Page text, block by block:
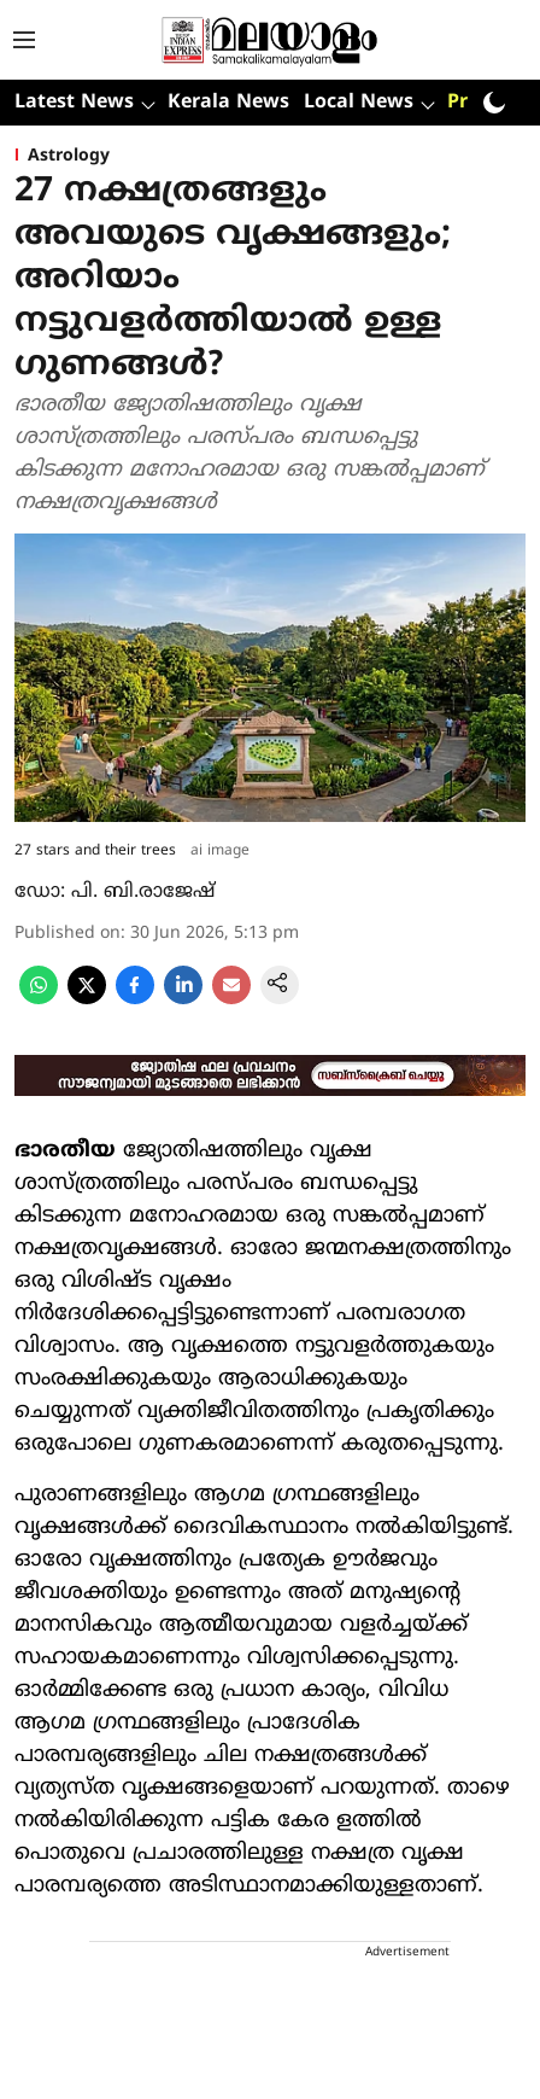
Latest News Kerala News Local News Premium
Astrology
27 നക്ഷത്രങ്ങളും
അവയുടെ വൃക്ഷങ്ങളും;
അറിയാം
നട്ടുവളര്‍ത്തിയാല്‍ ഉള്ള
ഗുണങ്ങള്‍?
ഭാരതീയ ജ്യോതിഷത്തിലും വൃക്ഷ
ശാസ്ത്രത്തിലും പരസ്പരം ബന്ധപ്പെട്ടു
കിടക്കുന്ന മനോഹരമായ ഒരു സങ്കല്‍പ്പമാണ്
നക്ഷത്രവൃക്ഷങ്ങള്‍
27 stars and their trees ai image
ഡോ: പി. ബി.രാജേഷ്
Published on: 30 Jun 2026, 5:13 pm
ഭാരതീയ ജ്യോതിഷത്തിലും വൃക്ഷ
ശാസ്ത്രത്തിലും പരസ്പരം ബന്ധപ്പെട്ടു
കിടക്കുന്ന മനോഹരമായ ഒരു സങ്കല്‍പ്പമാണ്
നക്ഷത്രവൃക്ഷങ്ങള്‍. ഓരോ ജന്മനക്ഷത്രത്തിനും
ഒരു വിശിഷ്ട വൃക്ഷം
നിര്‍ദേശിക്കപ്പെട്ടിട്ടുണ്ടെന്നാണ് പരമ്പരാഗത
വിശ്വാസം. ആ വൃക്ഷത്തെ നട്ടുവളര്‍ത്തുകയും
സംരക്ഷിക്കുകയും ആരാധിക്കുകയും
ചെയ്യുന്നത് വ്യക്തിജീവിതത്തിനും പ്രകൃതിക്കും
ഒരുപോലെ ഗുണകരമാണെന്ന് കരുതപ്പെടുന്നു.
പുരാണങ്ങളിലും ആഗമ ഗ്രന്ഥങ്ങളിലും
വൃക്ഷങ്ങള്‍ക്ക് ദൈവികസ്ഥാനം നല്‍കിയിട്ടുണ്ട്.
ഓരോ വൃക്ഷത്തിനും പ്രത്യേക ഊര്‍ജവും
ജീവശക്തിയും ഉണ്ടെന്നും അത് മനുഷ്യന്റെ
മാനസികവും ആത്മീയവുമായ വളര്‍ച്ചയ്ക്ക്
സഹായകമാണെന്നും വിശ്വസിക്കപ്പെടുന്നു.
ഓര്‍മ്മിക്കേണ്ട ഒരു പ്രധാന കാര്യം, വിവിധ
ആഗമ ഗ്രന്ഥങ്ങളിലും പ്രാദേശിക
പാരമ്പര്യങ്ങളിലും ചില നക്ഷത്രങ്ങള്‍ക്ക്
വ്യത്യസ്ത വൃക്ഷങ്ങളെയാണ് പറയുന്നത്. താഴെ
നല്‍കിയിരിക്കുന്ന പട്ടിക കേര ളത്തില്‍
പൊതുവെ പ്രചാരത്തിലുള്ള നക്ഷത്ര വൃക്ഷ
പാരമ്പര്യത്തെ അടിസ്ഥാനമാക്കിയുള്ളതാണ്.
Advertisement